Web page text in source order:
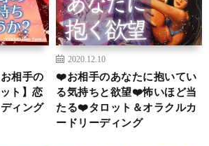
相手の
ト】恋
ィング
2020.12.10
❤️お相手のあなたに抱いてい
る気持ちと欲望❤️怖いほど当
たる❤️タロット＆オラクルカ
ードリーディング